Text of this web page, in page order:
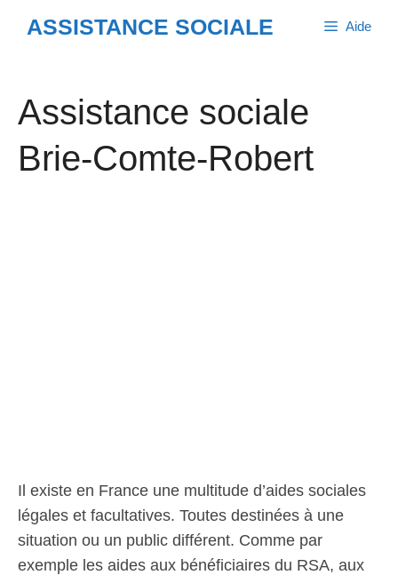
ASSISTANCE SOCIALE Aide
Assistance sociale
Brie-Comte-Robert
Il existe en France une multitude d’aides sociales
légales et facultatives. Toutes destinées à une
situation ou un public différent. Comme par
exemple les aides aux bénéficiaires du RSA, aux